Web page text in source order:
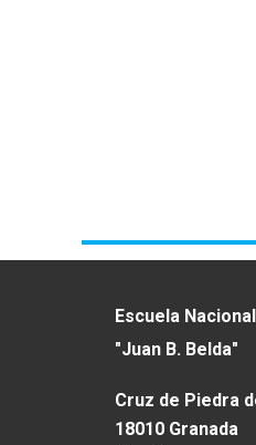
Escuela
"Juan B. Belda"
Cruz de Piedra
18010 Granada